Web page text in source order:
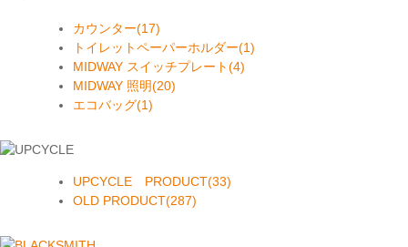
カウンター(17)
トイレットペーパーホルダー(1)
MIDWAY スイッチプレート(4)
MIDWAY 照明(20)
エコバッグ(1)
UPCYCLE PRODUCT(33)
OLD PRODUCT(287)